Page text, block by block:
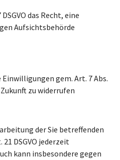
das Recht, eine
Aufsichtsbehörde
gem. Art. 7 Abs.
zu widerrufen
der Sie betreffenden
DSGVO jederzeit
kann insbesondere gegen